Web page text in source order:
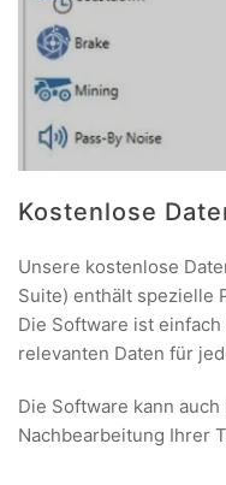
Kostenlose
Unsere kostenlose
Suite) enthält spezielle
Die Software ist
relevanten Daten für
Die Software kann
Nachbearbeitung Ihrer